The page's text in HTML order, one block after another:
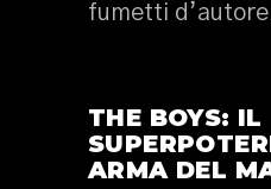
fumetti
THE BOYS: IL
ARMA DEL